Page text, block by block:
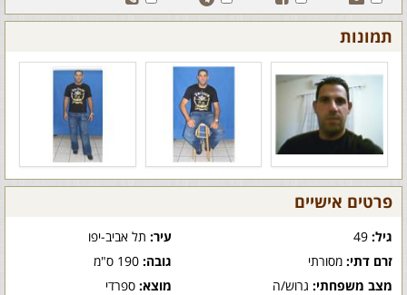
תמונות
פרטים אישיים
גיל: עיר:תל אביב-יפו
זרם דתי: מסורתי גובה:190 ס"מ
מצב משפחתי: גרוש/ה מוצא:ספרדי